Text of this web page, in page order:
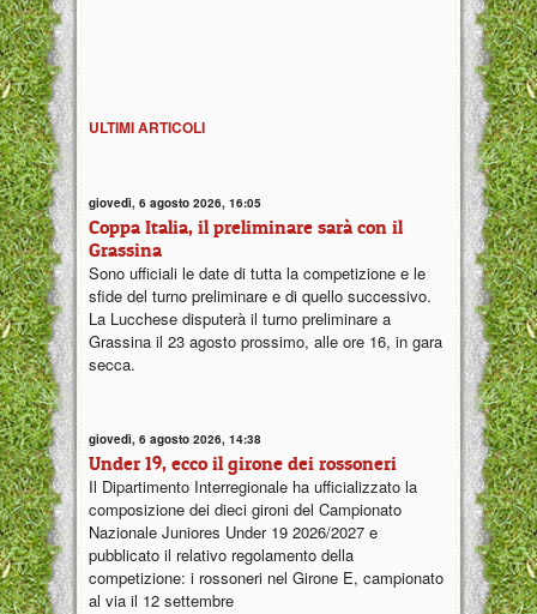
ULTIMI ARTICOLI
giovedì, 6 agosto 2026, 16:05
Coppa Italia, il preliminare sarà con il
Grassina
Sono ufficiali le date di tutta la competizione e le
sfide del turno preliminare e di quello successivo.
La Lucchese disputerà il turno preliminare a
Grassina il 23 agosto prossimo, alle ore 16, in gara
secca.
giovedì, 6 agosto 2026, 14:38
Under 19, ecco il girone dei rossoneri
Il Dipartimento Interregionale ha ufficializzato la
composizione dei dieci gironi del Campionato
Nazionale Juniores Under 19 2026/2027 e
pubblicato il relativo regolamento della
competizione: i rossoneri nel Girone E, campionato
al via il 12 settembre